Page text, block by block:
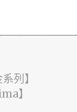
列】
】